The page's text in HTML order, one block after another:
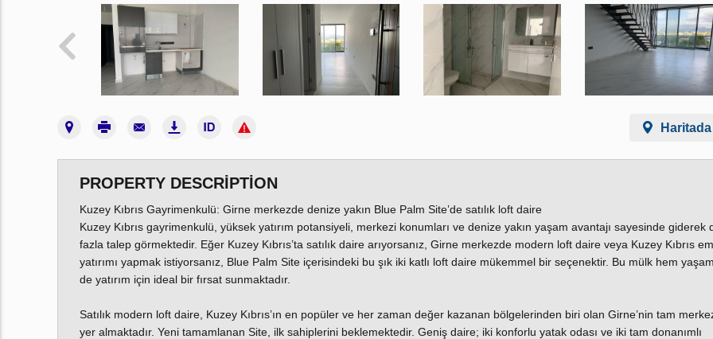
PROPERTY DESCRIPTION
Kuzey Kıbrıs Gayrimenkulü: Girne merkezde denize yakın Blue Palm Site’de satılık loft daire
Kuzey Kıbrıs gayrimenkulü, yüksek yatırım potansiyeli, merkezi konumları ve denize yakın yaşam avantajı sayesinde giderek
fazla talep görmektedir. Eğer Kuzey Kıbrıs’ta satılık daire arıyorsanız, Girne merkezde modern loft daire veya Kuzey Kıbrıs
yatırımı yapmak istiyorsanız, Blue Palm Site içerisindeki bu şık iki katlı loft daire mükemmel bir seçenektir. Bu mülk hem
de yatırım için ideal bir fırsat sunmaktadır.
Satılık modern loft daire, Kuzey Kıbrıs’ın en popüler ve her zaman değer kazanan bölgelerinden biri olan Girne’nin tam
yer almaktadır. Yeni tamamlanan Site, ilk sahiplerini beklemektedir. Geniş daire; iki konforlu yatak odası ve iki tam donanımlı